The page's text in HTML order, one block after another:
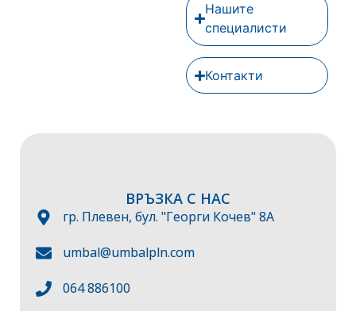
Нашите
специалисти
Контакти
ВРЪЗКА С НАС
гр. Плевен, бул. "Георги Кочев" 8А
umbal@umbalpln.com
064 886100